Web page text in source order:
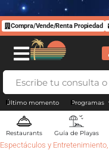
Compra/Vende/Renta Propiedad
Último momento Programas
Restaurants Guía de Playas
Espectáculos y Entretenimiento,